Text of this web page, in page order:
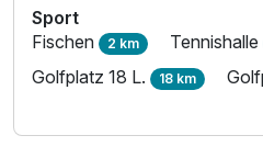
Sport
Fischen 2 km Tennishalle
Golfplatz 18 L. 18 km